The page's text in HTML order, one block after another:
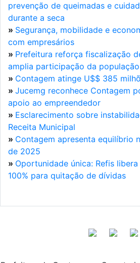
prevenção de queimadas e
durante a seca
» Segurança, mobilidade e
com empresários
» Prefeitura reforça fiscalização
amplia participação da
» Contagem atinge U$$ 385
» Jucemg reconhece Contagem
apoio ao empreendedor
» Esclarecimento sobre
Receita Municipal
» Contagem apresenta equilíbrio
de 2025
» Oportunidade única: Refis
100% para quitação de dívidas